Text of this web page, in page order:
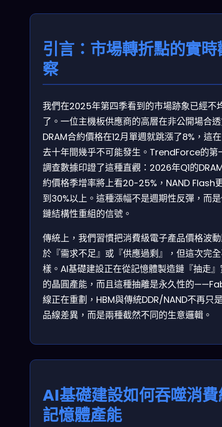
引言：市場轉折點的實時
察
我們在2025年第四季看到的市場跡象已經不
了。一位主機板供應商的高層在非公開場合
DRAM合約價格在12月單週就跳漲了8%，這
去十年間幾乎不可能發生。TrendForce的第
調查數據印證了這種直觀：2026年Q1的
約價格季增率將上看20-25%，NAND Flash
到30%以上。這種漲幅不是週期性反彈，而
鏈結構性重組的信號。
傳統上，我們習慣把消費級電子產品價格波
於『需求不足』或『供應過剩』，但這次完
樣。AI基礎建設正在從記憶體製造鏈『抽走
的晶圓產能，而且這種抽離是永久性的
線正在重劃，HBM與傳統DDR/NAND不再只
品線差異，而是兩種截然不同的生意邏輯。
AI基礎建設如何吞噬消
記憶體產能